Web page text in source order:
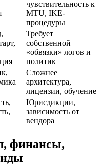
чувствительность к
MTU, IKE-
процедуры
Требует
собственной
«обвязки» логов и
политик
Сложнее
архитектура,
лицензии, обучение
Юрисдикции,
зависимость от
вендора
финансы,